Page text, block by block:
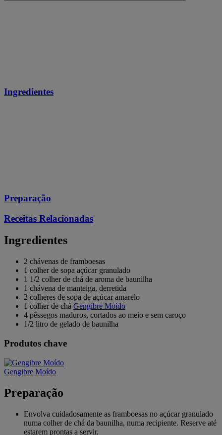
Ingredientes
Preparação
Receitas Relacionadas
Ingredientes
2 chávenas de framboesas
1 colher de sopa açúcar granulado
1 1/2 colher de chá de aroma de baunilha
1 chávena de manteiga, derretida
2 colheres de sopa de açúcar amarelo
1 colher de chá Gengibre Moído
4 pêssegos maduros, cortados ao meio e sem caroço
1/2 litro de gelado de baunilha
Produtos chave
Gengibre Moído
Preparação
Envolva cuidadosamente as framboesas no açúcar granulado
numa colher de chá da baunilha, numa recipiente. Reserve até
estarem prontas a servir.